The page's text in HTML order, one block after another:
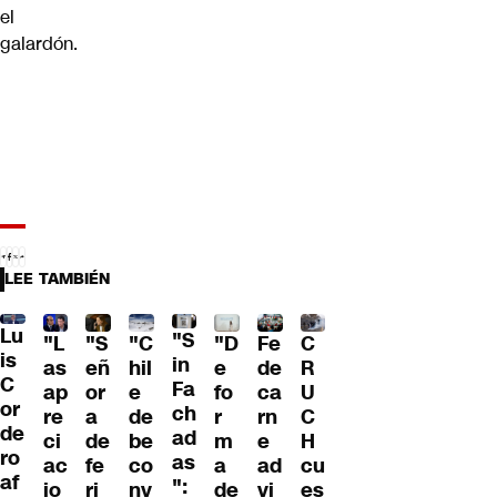
el
galardón.
LEE TAMBIÉN
Lu
is
C
or
de
ro
af
"L
as
ap
re
ci
ac
io
"S
eñ
or
a
de
fe
ri
"C
hil
e
de
be
co
nv
"S
in
Fa
ch
ad
as
":
"D
e
fo
r
m
a
de
Fe
de
ca
rn
e
ad
vi
C
R
U
C
H
cu
es